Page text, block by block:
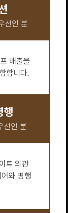
선인 분
배출을
합니다.
행
선인 분
트 외관
와 병행